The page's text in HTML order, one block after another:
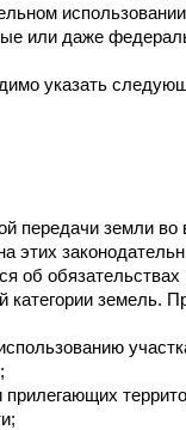
или даже
указать
передачи земли
об
категории земель.